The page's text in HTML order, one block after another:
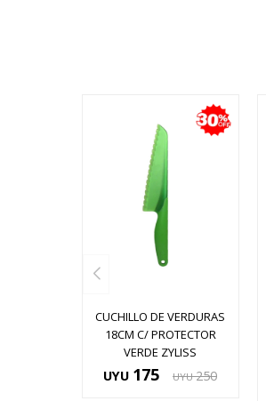
CUCHILLO DE VERDURAS
18CM C/ PROTECTOR
VERDE ZYLISS
UYU 175 UYU 250